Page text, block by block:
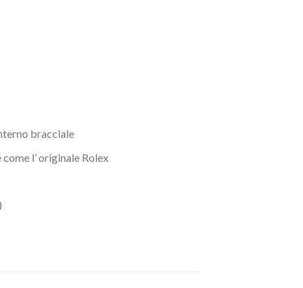
bracciale
l’ originale Rolex